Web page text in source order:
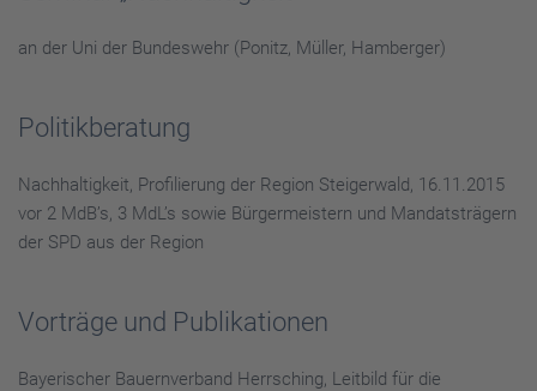
an der Uni der Bundeswehr (Ponitz, Müller, Hamberger)
Politikberatung
Nachhaltigkeit, Profilierung der Region Steigerwald, 16.11.2015
vor 2 MdB’s, 3 MdL’s sowie Bürgermeistern und Mandatsträgern
der SPD aus der Region
Vorträge und Publikationen
Bayerischer Bauernverband Herrsching, Leitbild für die